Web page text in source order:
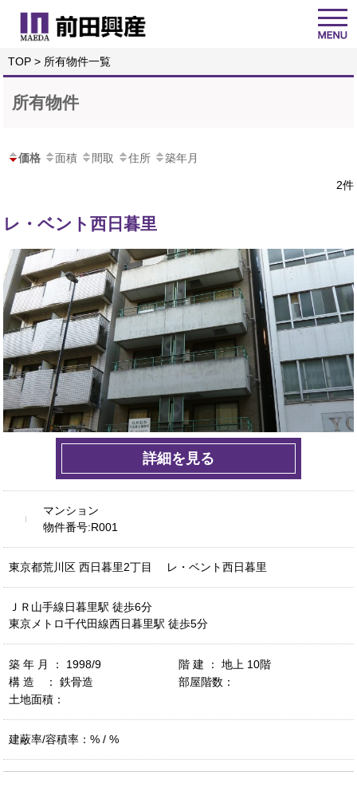
TOP > 所有物件一覧
所有物件
価格 面積 間取 住所 築年月
2件
レ・ベント西日暮里
詳細を見る
マンション
物件番号:R001
東京都荒川区 西日暮里2丁目 レ・ベント西日暮里
ＪＲ山手線日暮里駅 徒歩6分
東京メトロ千代田線西日暮里駅 徒歩5分
築 年 月 ： 1998/9
階 建 ： 地上 10階
構 造 ： 鉄骨造
部屋階数：
土地面積：
建蔽率/容積率：% / %